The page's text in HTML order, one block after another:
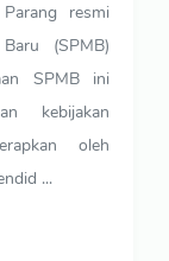
resmi
(SPMB)
SPMB ini
kebijakan
oleh
...